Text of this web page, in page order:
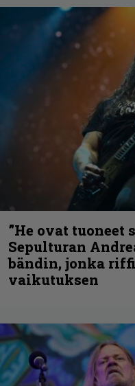
”He ovat tuoneet
Sepulturan
bändin, jonka
vaikutuksen